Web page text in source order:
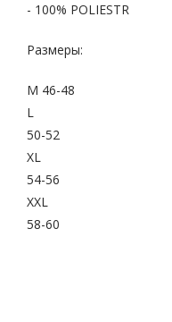
- 100% POLIESTR
Размеры:
М 46-48
L
50-52
XL
54-56
XXL
58-60